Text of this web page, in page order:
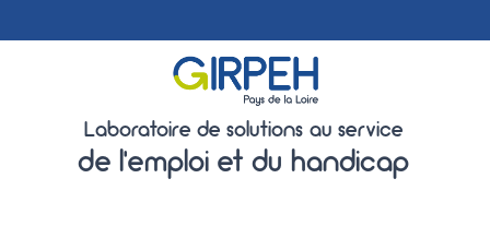
Laboratoire de solutions au service
de l'emploi et du handicap